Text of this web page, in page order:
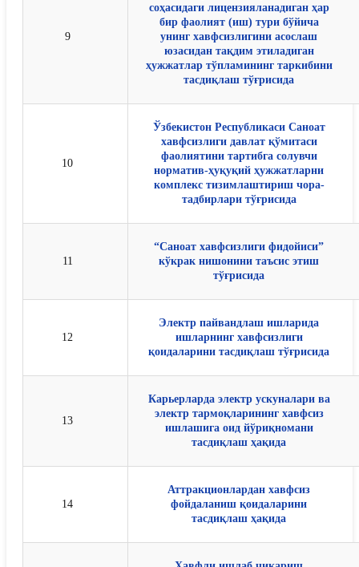
9
соҳасидаги лицензияланадиган ҳар
бир фаолият (иш) тури бўйича
унинг хавфсизлигини асослаш
юзасидан тақдим этиладиган
ҳужжатлар тўпламининг таркибини
тасдиқлаш тўғрисида
10
Ўзбекистон Республикаси Саноат
хавфсизлиги давлат қўмитаси
фаолиятини тартибга солувчи
норматив-ҳуқуқий ҳужжатларни
комплекс тизимлаштириш чора-
тадбирлари тўғрисида
11
“Саноат хавфсизлиги фидойиси”
кўкрак нишонини таъсис этиш
тўғрисида
12
Электр пайвандлаш ишларида
ишларнинг хавфсизлиги
қоидаларини тасдиқлаш тўғрисида
13
Карьерларда электр ускуналари ва
электр тармоқларининг хавфсиз
ишлашига оид йўриқномани
тасдиқлаш ҳақида
14
Аттракционлардан хавфсиз
фойдаланиш қоидаларини
тасдиқлаш ҳақида